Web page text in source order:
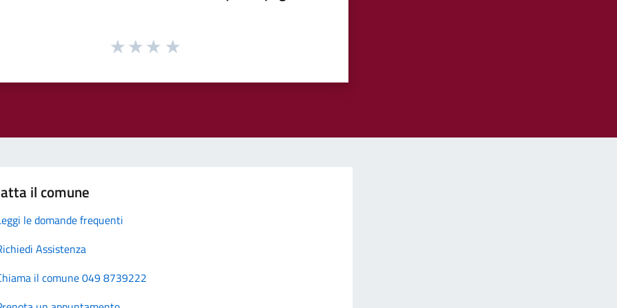
il comune
le domande frequenti
Assistenza
il comune 049 8739222